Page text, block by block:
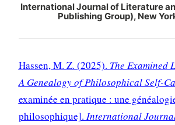
International Journal of Literature
Publishing Group), New
Hassen, M. Z. (2025). The Examined
A Genealogy of Philosophical Self-
examinée en pratique : une
philosophique]. International